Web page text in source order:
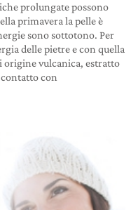
prolungate possono
primavera la pelle è
sono sottotono. Per
delle pietre e con quella
origine vulcanica, estratto
contatto con